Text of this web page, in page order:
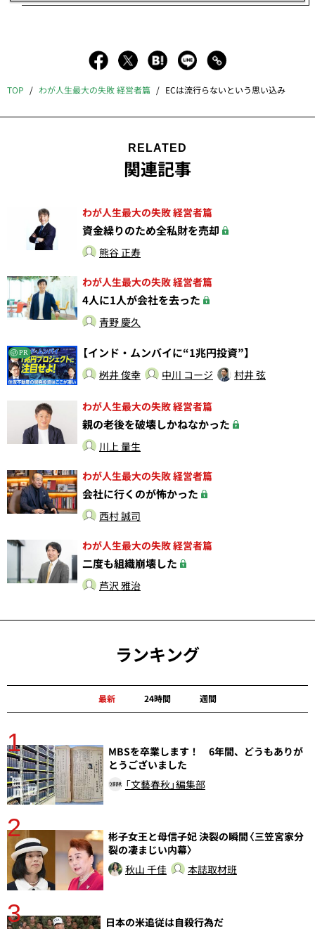
TOP わが人生最大の失敗 経営者篇 ECは流行らないという思い込み
RELATED
関連記事
わが人生最大の失敗 経営者篇
資金繰りのため全私財を売却
熊谷 正寿
わが人生最大の失敗 経営者篇
4人に1人が会社を去った
青野 慶久
PR 【インド・ムンバイに“1兆円投資”】
桝井 俊幸 中川 コージ 村井 弦
わが人生最大の失敗 経営者篇
親の老後を破壊しかねなかった
川上 量生
わが人生最大の失敗 経営者篇
会社に行くのが怖かった
西村 誠司
わが人生最大の失敗 経営者篇
二度も組織崩壊した
芦沢 雅治
ランキング
最新 24時間 週間
1
MBSを卒業します！ 6年間、どうもありが
とうございました
「文藝春秋」編集部
2
彬子女王と母信子妃 決裂の瞬間〈三笠宮家分
裂の凄まじい内幕〉
秋山 千佳
本誌取材班
3
日本の米追従は自殺行為だ